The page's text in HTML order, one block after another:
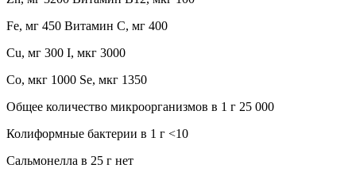
Fe, мг 450 Витамин C, мг 400
Cu, мг 300 I, мкг 3000
Co, мкг 1000 Se, мкг 1350
Общее количество микроорганизмов в 1 г 25 000
Колиформные бактерии в 1 г <10
Сальмонелла в 25 г нет